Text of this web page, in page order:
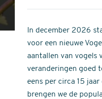
stars
of
stars
In december 2026
voor een nieuwe
aantallen van vogels
veranderingen goed
eens per circa 15
brengen we de